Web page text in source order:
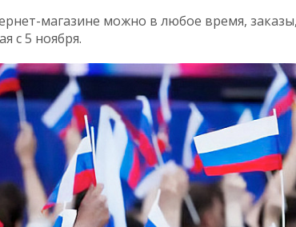
магазине можно в любое время,
с 5 ноября.